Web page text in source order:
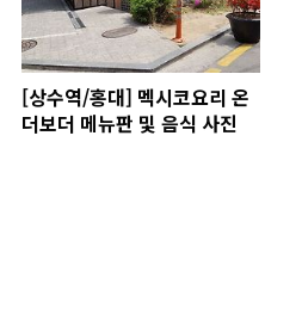
[상수역/홍대] 멕시코요리 온
더보더 메뉴판 및 음식 사진